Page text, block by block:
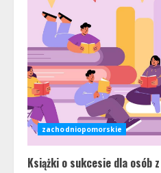
zachodniopomorskie
Książki o sukcesie dla osób